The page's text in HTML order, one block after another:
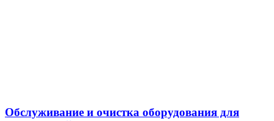
Обслуживание и очистка оборудования для